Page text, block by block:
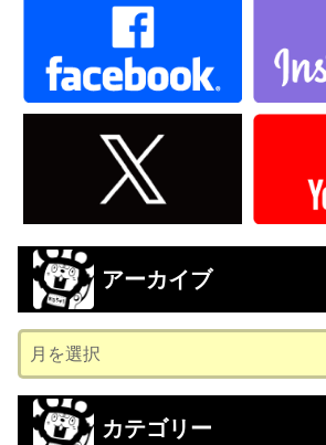
アーカイブ
ー
カ
カテゴリー